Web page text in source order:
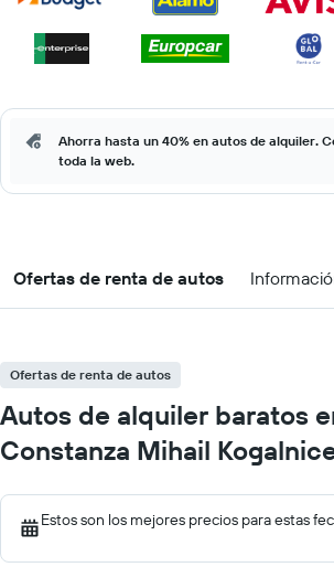
Ahorra hasta un 40% en autos de alquiler.
toda la web.
Ofertas de renta de autos
Ofertas de renta de autos
Autos de alquiler baratos
Constanza Mihail
Estos son los mejores precios para estas